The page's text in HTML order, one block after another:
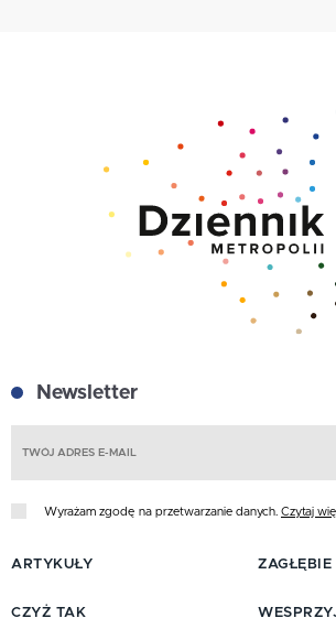
Newsletter
Wyrażam zgodę na przetwarzanie danych. Czytaj
ARTYKUŁY
CZYŻ TAK
ZAGŁĘBIE